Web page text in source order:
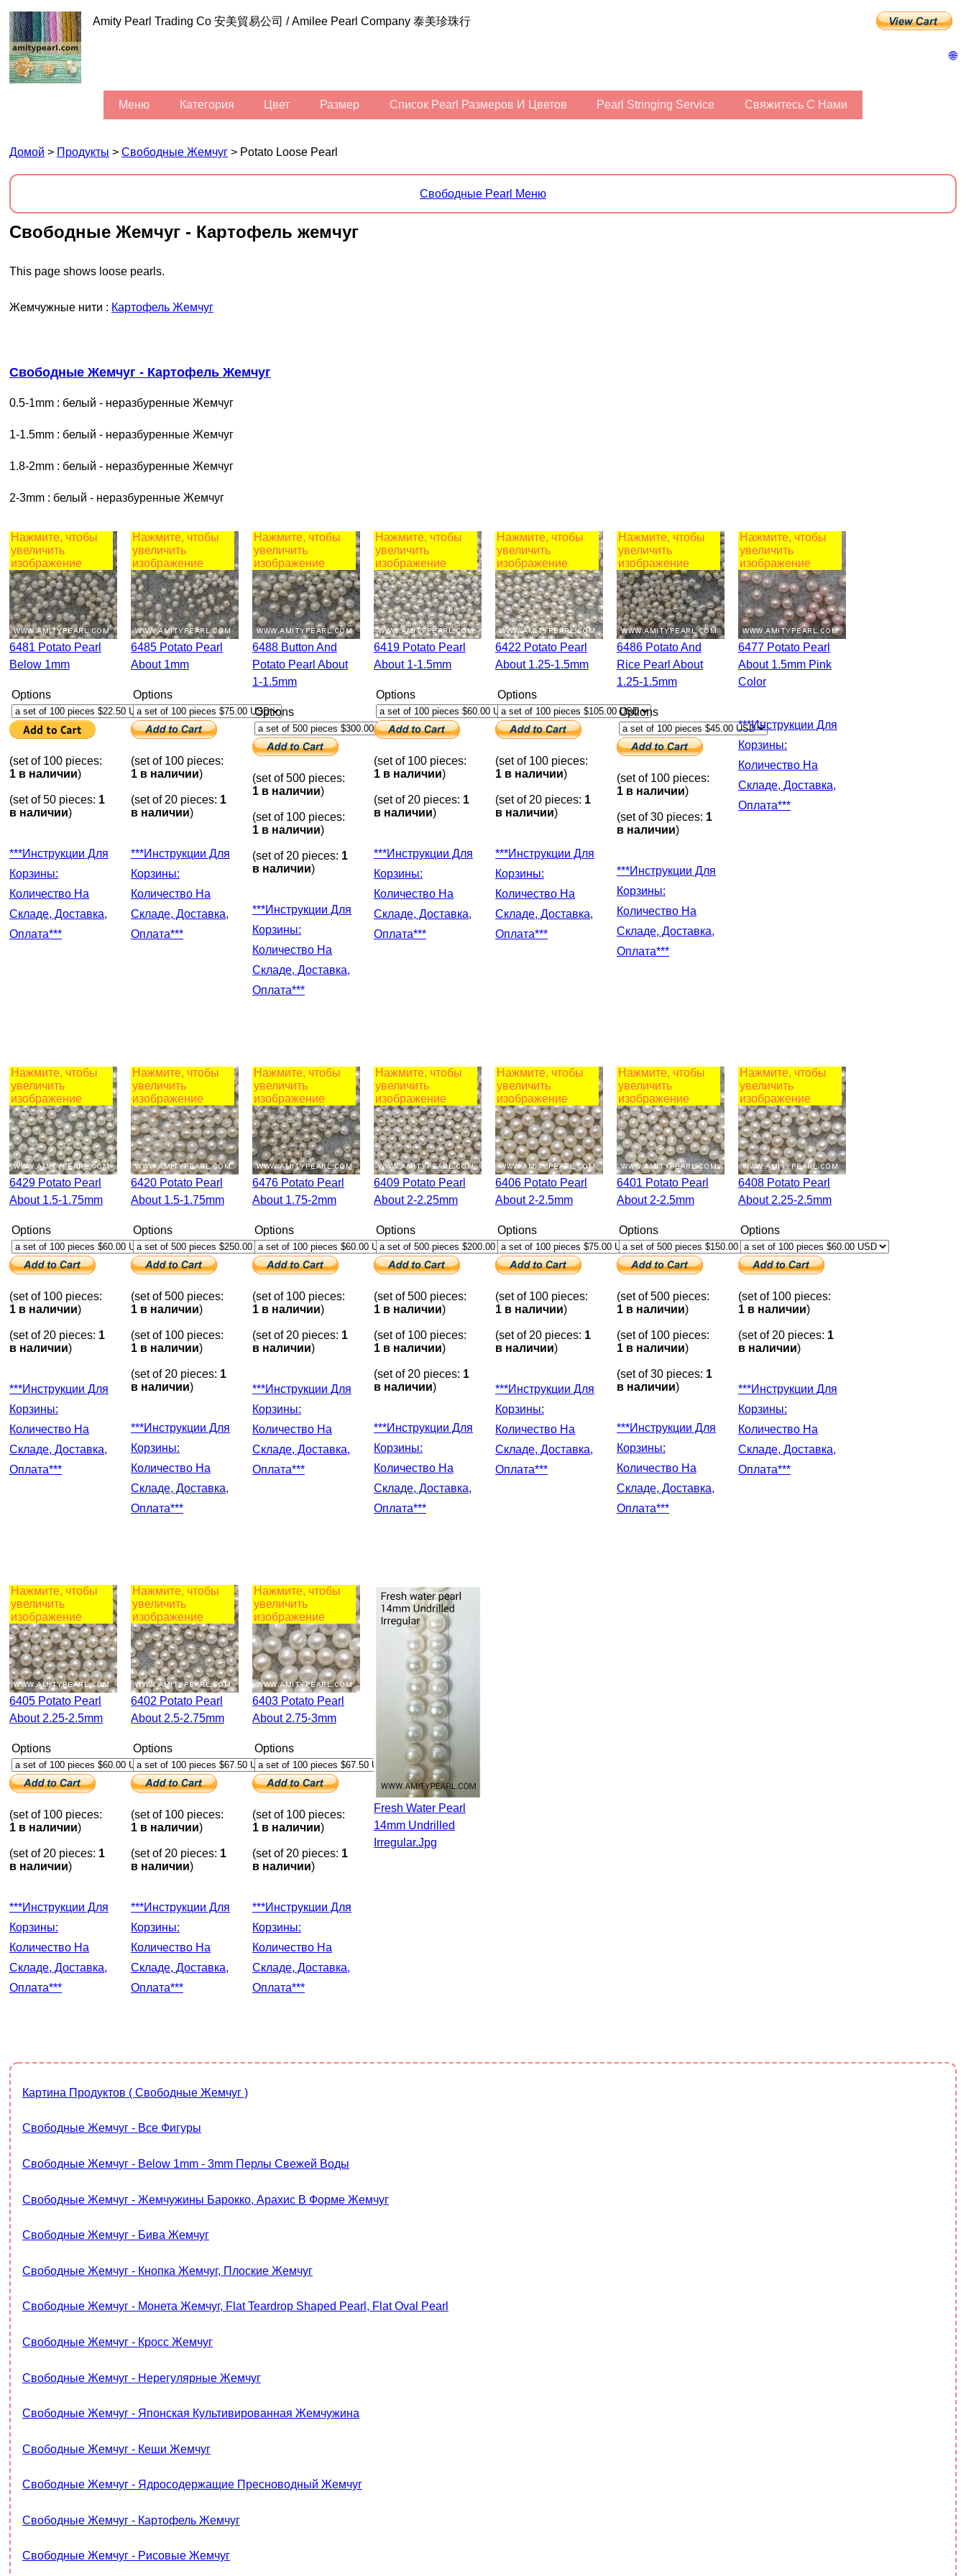
🌐
Amity Pearl Trading Co 安美貿易公司 / Amilee Pearl Company 泰美珍珠行
Меню Категория Цвет Размер Список Pearl Размеров И Цветов Pearl Stringing Service Свяжитесь С Нами
Домой > Продукты > Свободные Жемчуг > Potato Loose Pearl
Свободные Pearl Меню
Свободные Жемчуг - Картофель жемчуг
This page shows loose pearls.
Жемчужные нити : Картофель Жемчуг
Свободные Жемчуг - Картофель Жемчуг
0.5-1mm : белый - неразбуренные Жемчуг
1-1.5mm : белый - неразбуренные Жемчуг
1.8-2mm : белый - неразбуренные Жемчуг
2-3mm : белый - неразбуренные Жемчуг
Нажмите, чтобы
увеличить
изображение
6481 Potato Pearl
Below 1mm
Options
(set of 100 pieces:
1 в наличии)
(set of 50 pieces: 1
в наличии)
***Инструкции Для
Корзины:
Количество На
Складе, Доставка,
Оплата***
Нажмите, чтобы
увеличить
изображение
6485 Potato Pearl
About 1mm
Options
(set of 100 pieces:
1 в наличии)
(set of 20 pieces: 1
в наличии)
***Инструкции Для
Корзины:
Количество На
Складе, Доставка,
Оплата***
Нажмите, чтобы
увеличить
изображение
6488 Button And
Potato Pearl About
1-1.5mm
Options
(set of 500 pieces:
1 в наличии)
(set of 100 pieces:
1 в наличии)
(set of 20 pieces: 1
в наличии)
***Инструкции Для
Корзины:
Количество На
Складе, Доставка,
Оплата***
Нажмите, чтобы
увеличить
изображение
6419 Potato Pearl
About 1-1.5mm
Options
(set of 100 pieces:
1 в наличии)
(set of 20 pieces: 1
в наличии)
***Инструкции Для
Корзины:
Количество На
Складе, Доставка,
Оплата***
Нажмите, чтобы
увеличить
изображение
6422 Potato Pearl
About 1.25-1.5mm
Options
(set of 100 pieces:
1 в наличии)
(set of 20 pieces: 1
в наличии)
***Инструкции Для
Корзины:
Количество На
Складе, Доставка,
Оплата***
Нажмите, чтобы
увеличить
изображение
6486 Potato And
Rice Pearl About
1.25-1.5mm
Options
(set of 100 pieces:
1 в наличии)
(set of 30 pieces: 1
в наличии)
***Инструкции Для
Корзины:
Количество На
Складе, Доставка,
Оплата***
Нажмите, чтобы
увеличить
изображение
6477 Potato Pearl
About 1.5mm Pink
Color
***Инструкции Для
Корзины:
Количество На
Складе, Доставка,
Оплата***
Нажмите, чтобы
увеличить
изображение
6429 Potato Pearl
About 1.5-1.75mm
Options
(set of 100 pieces:
1 в наличии)
(set of 20 pieces: 1
в наличии)
***Инструкции Для
Корзины:
Количество На
Складе, Доставка,
Оплата***
Нажмите, чтобы
увеличить
изображение
6420 Potato Pearl
About 1.5-1.75mm
Options
(set of 500 pieces:
1 в наличии)
(set of 100 pieces:
1 в наличии)
(set of 20 pieces: 1
в наличии)
***Инструкции Для
Корзины:
Количество На
Складе, Доставка,
Оплата***
Нажмите, чтобы
увеличить
изображение
6476 Potato Pearl
About 1.75-2mm
Options
(set of 100 pieces:
1 в наличии)
(set of 20 pieces: 1
в наличии)
***Инструкции Для
Корзины:
Количество На
Складе, Доставка,
Оплата***
Нажмите, чтобы
увеличить
изображение
6409 Potato Pearl
About 2-2.25mm
Options
(set of 500 pieces:
1 в наличии)
(set of 100 pieces:
1 в наличии)
(set of 20 pieces: 1
в наличии)
***Инструкции Для
Корзины:
Количество На
Складе, Доставка,
Оплата***
Нажмите, чтобы
увеличить
изображение
6406 Potato Pearl
About 2-2.5mm
Options
(set of 100 pieces:
1 в наличии)
(set of 20 pieces: 1
в наличии)
***Инструкции Для
Корзины:
Количество На
Складе, Доставка,
Оплата***
Нажмите, чтобы
увеличить
изображение
6401 Potato Pearl
About 2-2.5mm
Options
(set of 500 pieces:
1 в наличии)
(set of 100 pieces:
1 в наличии)
(set of 30 pieces: 1
в наличии)
***Инструкции Для
Корзины:
Количество На
Складе, Доставка,
Оплата***
Нажмите, чтобы
увеличить
изображение
6408 Potato Pearl
About 2.25-2.5mm
Options
(set of 100 pieces:
1 в наличии)
(set of 20 pieces: 1
в наличии)
***Инструкции Для
Корзины:
Количество На
Складе, Доставка,
Оплата***
Нажмите, чтобы
увеличить
изображение
6405 Potato Pearl
About 2.25-2.5mm
Options
(set of 100 pieces:
1 в наличии)
(set of 20 pieces: 1
в наличии)
***Инструкции Для
Корзины:
Количество На
Складе, Доставка,
Оплата***
Нажмите, чтобы
увеличить
изображение
6402 Potato Pearl
About 2.5-2.75mm
Options
(set of 100 pieces:
1 в наличии)
(set of 20 pieces: 1
в наличии)
***Инструкции Для
Корзины:
Количество На
Складе, Доставка,
Оплата***
Нажмите, чтобы
увеличить
изображение
6403 Potato Pearl
About 2.75-3mm
Options
(set of 100 pieces:
1 в наличии)
(set of 20 pieces: 1
в наличии)
***Инструкции Для
Корзины:
Количество На
Складе, Доставка,
Оплата***
Fresh Water Pearl
14mm Undrilled
Irregular.jpg
Картина Продуктов ( Свободные Жемчуг )
Свободные Жемчуг - Все Фигуры
Свободные Жемчуг - Below 1mm - 3mm Перлы Свежей Воды
Свободные Жемчуг - Жемчужины Барокко, Арахис В Форме Жемчуг
Свободные Жемчуг - Бива Жемчуг
Свободные Жемчуг - Кнопка Жемчуг, Плоские Жемчуг
Свободные Жемчуг - Монета Жемчуг, Flat Teardrop Shaped Pearl, Flat Oval Pearl
Свободные Жемчуг - Кросс Жемчуг
Свободные Жемчуг - Нерегулярные Жемчуг
Свободные Жемчуг - Японская Культивированная Жемчужина
Свободные Жемчуг - Кеши Жемчуг
Свободные Жемчуг - Ядросодержащие Пресноводный Жемчуг
Свободные Жемчуг - Картофель Жемчуг
Свободные Жемчуг - Рисовые Жемчуг